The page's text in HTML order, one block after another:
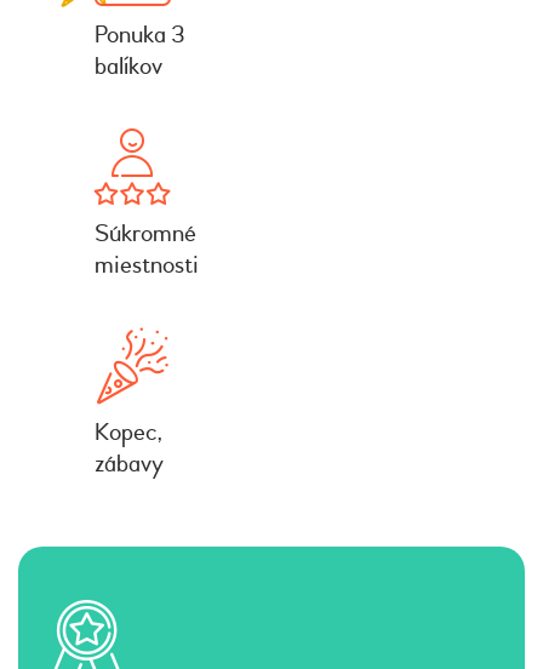
Ponuka 3
balíkov
Súkromné
miestnosti
Kopec,
zábavy